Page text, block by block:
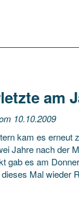
am
10.10.2009
kam es erneut
Jahre nach der
gab es am
Mal wieder